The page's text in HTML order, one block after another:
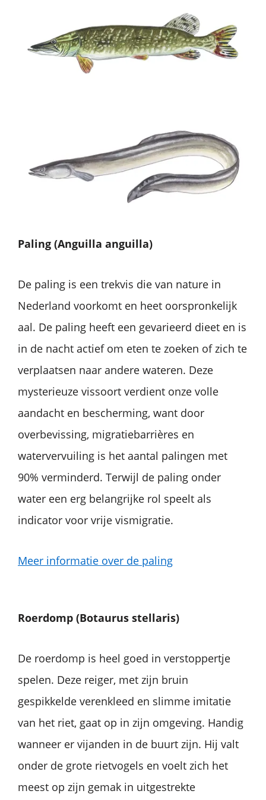
Paling (Anguilla anguilla)
De paling is een trekvis die van nature in
Nederland voorkomt en heet oorspronkelijk
aal. De paling heeft een gevarieerd dieet en is
in de nacht actief om eten te zoeken of zich te
verplaatsen naar andere wateren. Deze
mysterieuze vissoort verdient onze volle
aandacht en bescherming, want door
overbevissing, migratiebarrières en
watervervuiling is het aantal palingen met
90% verminderd. Terwijl de paling onder
water een erg belangrijke rol speelt als
indicator voor vrije vismigratie.
Meer informatie over de paling
Roerdomp (Botaurus stellaris)
De roerdomp is heel goed in verstoppertje
spelen. Deze reiger, met zijn bruin
gespikkelde verenkleed en slimme imitatie
van het riet, gaat op in zijn omgeving. Handig
wanneer er vijanden in de buurt zijn. Hij valt
onder de grote rietvogels en voelt zich het
meest op zijn gemak in uitgestrekte